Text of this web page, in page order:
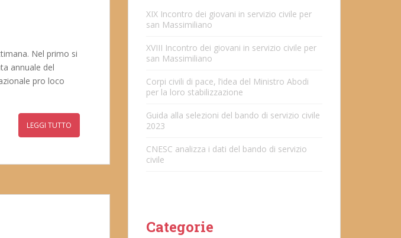
Nel primo si
annuale del
pro loco
LEGGI TUTTO
XIX Incontro dei giovani in servizio civile per
san Massimiliano
XVIII Incontro dei giovani in servizio civile per
san Massimiliano
Corpi civili di pace, l’idea del Ministro Abodi
per la loro stabilizzazione
Guida alla selezioni del bando di servizio civile
2023
CNESC analizza i dati del bando di servizio
civile
Categorie